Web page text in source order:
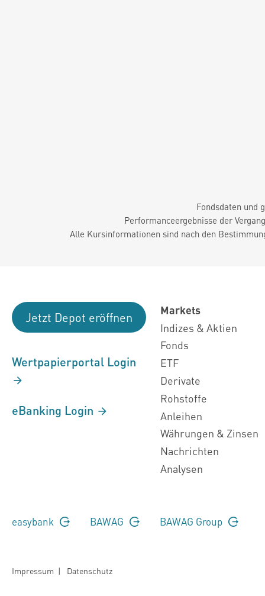
Fondsdaten und
Performanceergebnisse der
Alle Kursinformationen sind nach den
Jetzt Depot eröffnen
Wertpapierportal Login
eBanking Login
Markets
Indizes & Aktien
Fonds
ETF
Derivate
Rohstoffe
Anleihen
Währungen & Zinsen
Nachrichten
Analysen
easybank BAWAG BAWAG Group
Impressum | Datenschutz